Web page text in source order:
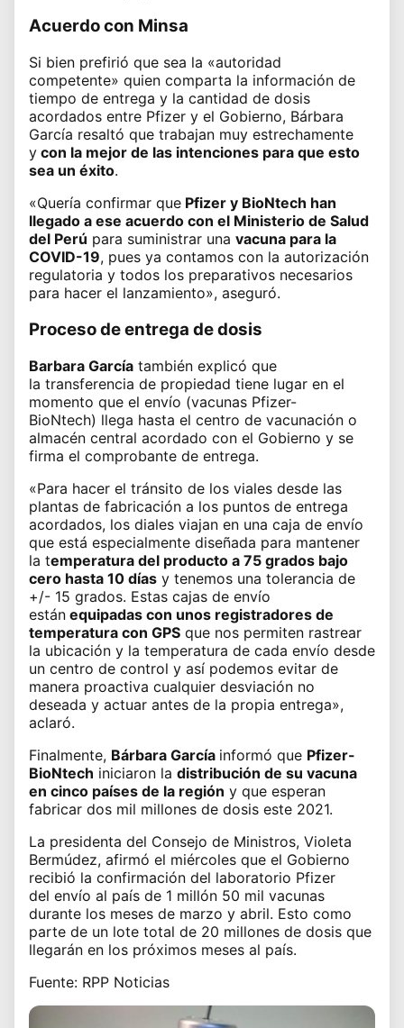
Acuerdo con Minsa
Si bien prefirió que sea la «autoridad
competente» quien comparta la información de
tiempo de entrega y la cantidad de dosis
acordados entre Pfizer y el Gobierno, Bárbara
García resaltó que trabajan muy estrechamente
y con la mejor de las intenciones para que esto
sea un éxito.
«Quería confirmar que Pfizer y BioNtech han
llegado a ese acuerdo con el Ministerio de Salud
del Perú para suministrar una vacuna para la
COVID-19, pues ya contamos con la autorización
regulatoria y todos los preparativos necesarios
para hacer el lanzamiento», aseguró.
Proceso de entrega de dosis
Barbara García también explicó que
la transferencia de propiedad tiene lugar en el
momento que el envío (vacunas Pfizer-
BioNtech) llega hasta el centro de vacunación o
almacén central acordado con el Gobierno y se
firma el comprobante de entrega.
«Para hacer el tránsito de los viales desde las
plantas de fabricación a los puntos de entrega
acordados, los diales viajan en una caja de envío
que está especialmente diseñada para mantener
la temperatura del producto a 75 grados bajo
cero hasta 10 días y tenemos una tolerancia de
+/- 15 grados. Estas cajas de envío
están equipadas con unos registradores de
temperatura con GPS que nos permiten rastrear
la ubicación y la temperatura de cada envío desde
un centro de control y así podemos evitar de
manera proactiva cualquier desviación no
deseada y actuar antes de la propia entrega»,
aclaró.
Finalmente, Bárbara García informó que Pfizer-
BioNtech iniciaron la distribución de su vacuna
en cinco países de la región y que esperan
fabricar dos mil millones de dosis este 2021.
La presidenta del Consejo de Ministros, Violeta
Bermúdez, afirmó el miércoles que el Gobierno
recibió la confirmación del laboratorio Pfizer
del envío al país de 1 millón 50 mil vacunas
durante los meses de marzo y abril. Esto como
parte de un lote total de 20 millones de dosis que
llegarán en los próximos meses al país.
Fuente: RPP Noticias